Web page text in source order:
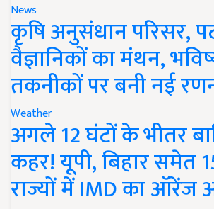
News
कृषि अनुसंधान परिसर,
वैज्ञानिकों का मंथन,
तकनीकों पर बनी नई
Weather
अगले 12 घंटों के भीतर
कहर! यूपी, बिहार समेत
राज्यों में IMD का ऑरेंज